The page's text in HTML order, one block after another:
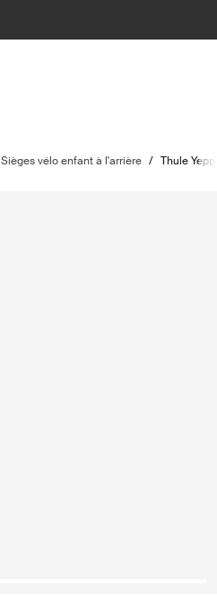
Sièges vélo enfant à l'arrière / Thule